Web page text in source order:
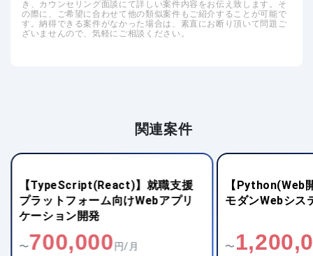
き、カウンセリング面談にて詳しい案件内容をお伝え致します。そ
の際に、ご希望に合わせて他の類似案件もご紹介することが可能で
す。納得できる案件がなかった場合は、素直にお断り頂いて問題ご
ざいませんので、気軽にご相談ください。
関連案件
【TypeScript(React)】就職支援
プラットフォーム向けWebアプリ
ケーション開発
〜700,000円/月
【Python(Web
モダンWebシス
〜